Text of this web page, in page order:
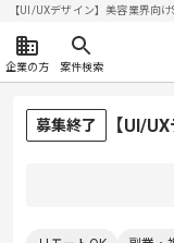
【UI/UXデザイン】美容業界向
企業の方 案件検索
募集終了 【UI/